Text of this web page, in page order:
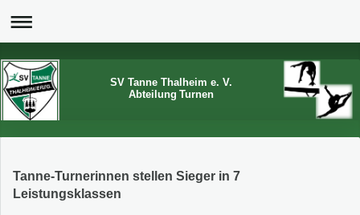
SV Tanne Thalheim e. V.
Abteilung Turnen
Tanne-Turnerinnen stellen Sieger in 7
Leistungsklassen